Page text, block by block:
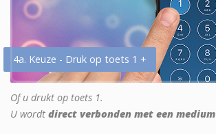
4a. Keuze - Druk op toets 1 +
Of u drukt op toets 1.
U wordt direct verbonden met een medium